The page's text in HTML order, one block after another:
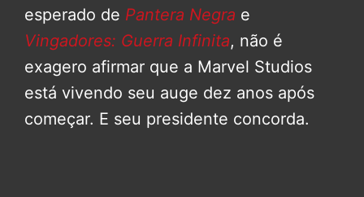
esperado de Pantera Negra e
Vingadores: Guerra Infinita, não é
exagero afirmar que a Marvel Studios
está vivendo seu auge dez anos após
começar. E seu presidente concorda.